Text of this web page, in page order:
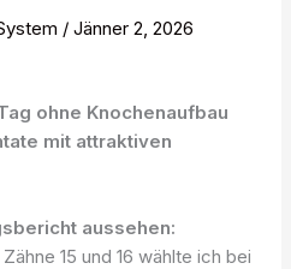
/Jänner 2, 2026
ohne Knochenaufbau
mit attraktiven
aussehen:
15 und 16 wählte ich bei